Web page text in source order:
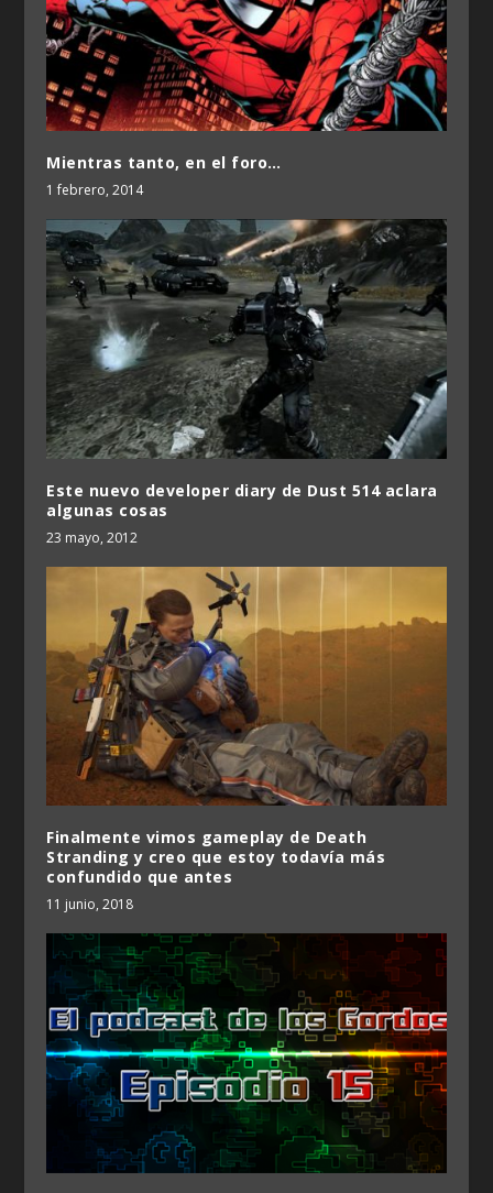
Mientras tanto, en el foro…
1 febrero, 2014
Este nuevo developer diary de Dust 514 aclara
algunas cosas
23 mayo, 2012
Finalmente vimos gameplay de Death
Stranding y creo que estoy todavía más
confundido que antes
11 junio, 2018